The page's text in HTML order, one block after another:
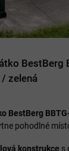
BestBerg
zelená
BestBerg
pohodlné
konstrukce s